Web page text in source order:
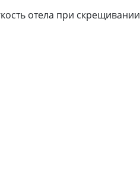
отела при скрещивании